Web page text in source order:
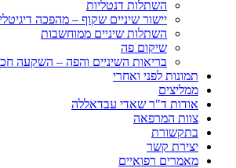
השתלות דנטליות
יישור שיניים שקוף – מהפכה
השתלות שיניים ממוחשבות
שיקום פה
בריאות השיניים והפה – השקעה
תמונות לפני ואחרי
ממליצים
אודות ד"ר שאדי עבדאללה
צוות המרפאה
בתקשורת
יצירת קשר
מאמרים רפואיים